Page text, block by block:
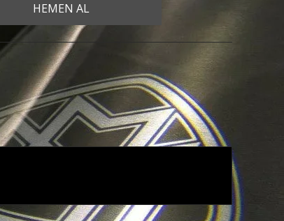
HEMEN AL